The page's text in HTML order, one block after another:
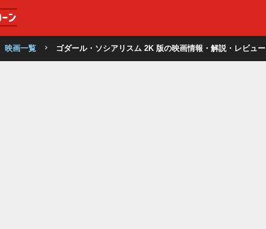
映画一覧 ゴダール・ソシアリスム 2K 版の映画情報・解説・レビュー